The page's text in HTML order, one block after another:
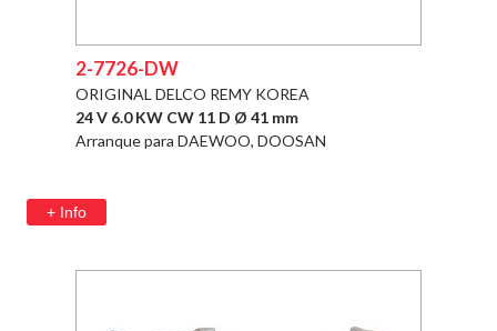
2-7726-DW
ORIGINAL DELCO REMY KOREA
24 V 6.0 KW CW 11 D Ø 41 mm
Arranque para DAEWOO, DOOSAN
+ Info